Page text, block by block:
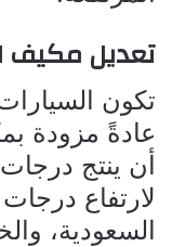
تعديل مكيف
تكون
عادةً مزودة
أن ينتج
لارتفاع
السعودية،